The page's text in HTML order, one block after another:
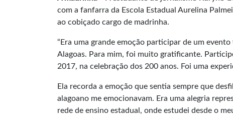
com a fanfarra da Escola Estadual Aurelina
ao cobiçado cargo de madrinha.
“Era uma grande emoção participar de um
Alagoas. Para mim, foi muito gratificante.
2017, na celebração dos 200 anos. Foi uma
Ela recorda a emoção que sentia sempre que
alagoano me emocionavam. Era uma alegria
rede de ensino estadual, onde estudei desde o